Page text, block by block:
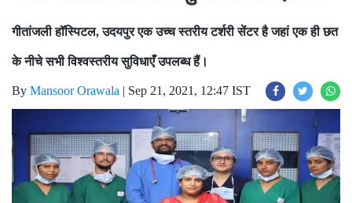
गीतांजली हॉस्पिटल, उदयपुर एक उच्च स्तरीय टर्शरी सेंटर है जहां एक ही छत
के नीचे सभी विश्वस्तरीय सुविधाएँ उपलब्ध हैं।
By Mansoor Orawala | Sep 21, 2021, 12:47 IST